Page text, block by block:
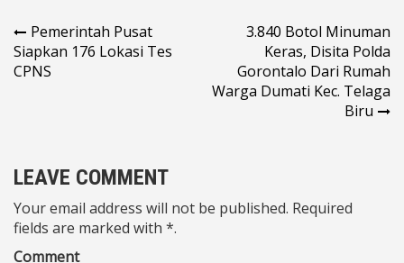
Navigasi
pos
Pemerintah Pusat
Siapkan 176 Lokasi Tes
CPNS
3.840 Botol Minuman
Keras, Disita Polda
Gorontalo Dari Rumah
Warga Dumati Kec. Telaga
Biru
LEAVE COMMENT
Your email address will not be published. Required
fields are marked with *.
Comment